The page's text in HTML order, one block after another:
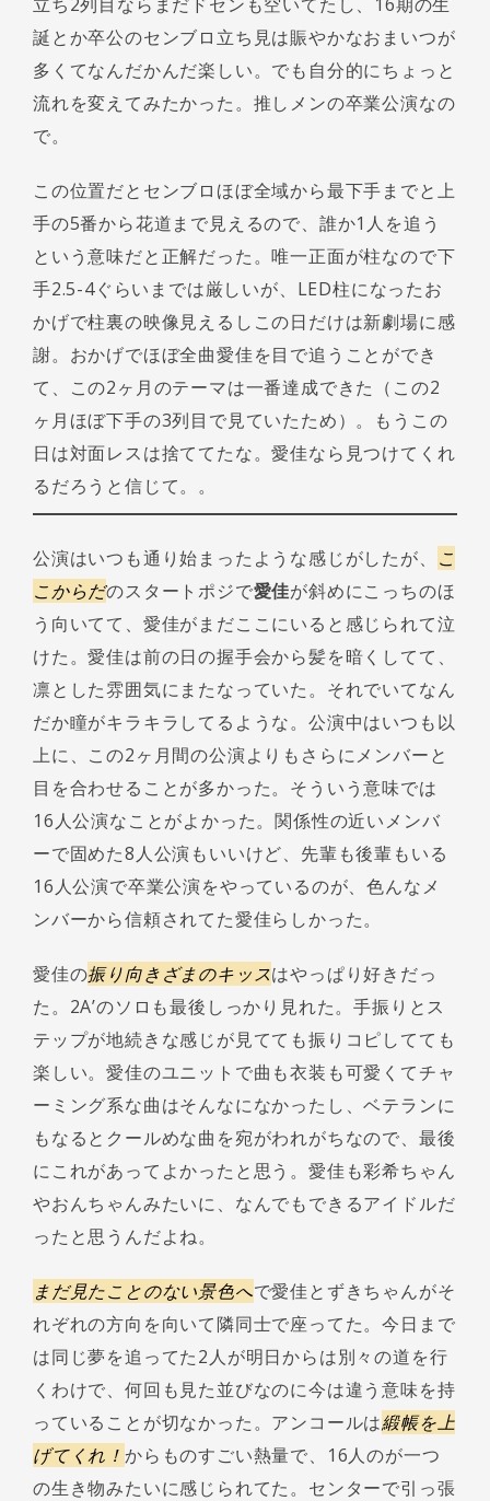
誕とか卒公のセンブロ立ち見は賑やかなおまいつが
多くてなんだかんだ楽しい。でも自分的にちょっと
流れを変えてみたかった。推しメンの卒業公演なの
で。
この位置だとセンブロほぼ全域から最下手までと上
手の5番から花道まで見えるので、誰か1人を追う
という意味だと正解だった。唯一正面が柱なので下
手2.5-4ぐらいまでは厳しいが、LED柱になったお
かげで柱裏の映像見えるしこの日だけは新劇場に感
謝。おかげでほぼ全曲愛佳を目で追うことができ
て、この2ヶ月のテーマは一番達成できた（この2
ヶ月ほぼ下手の3列目で見ていたため）。もうこの
日は対面レスは捨ててたな。愛佳なら見つけてくれ
るだろうと信じて。。
公演はいつも通り始まったような感じがしたが、
こ
こからだのスタートポジで愛佳が斜めにこっちのほ
う向いてて、愛佳がまだここにいると感じられて泣
けた。愛佳は前の日の握手会から髪を暗くしてて、
凛とした雰囲気にまたなっていた。それでいてなん
だか瞳がキラキラしてるような。公演中はいつも以
上に、この2ヶ月間の公演よりもさらにメンバーと
目を合わせることが多かった。そういう意味では
16人公演なことがよかった。関係性の近いメンバ
ーで固めた8人公演もいいけど、先輩も後輩もいる
16人公演で卒業公演をやっているのが、色んなメ
ンバーから信頼されてた愛佳らしかった。
愛佳の振り向きざまのキッスはやっぱり好きだっ
た。2A’のソロも最後しっかり見れた。手振りとス
テップが地続きな感じが見てても振りコピしてても
楽しい。愛佳のユニットで曲も衣装も可愛くてチャ
ーミング系な曲はそんなになかったし、ベテランに
もなるとクールめな曲を宛がわれがちなので、最後
にこれがあってよかったと思う。愛佳も彩希ちゃん
やおんちゃんみたいに、なんでもできるアイドルだ
ったと思うんだよね。
まだ見たことのない景色へで愛佳とずきちゃんがそ
れぞれの方向を向いて隣同士で座ってた。今日まで
は同じ夢を追ってた2人が明日からは別々の道を行
くわけで、何回も見た並びなのに今は違う意味を持
っていることが切なかった。アンコールは緞帳を上
げてくれ！ からものすごい熱量で、16人のが一つ
の生き物みたいに感じられてた。センターで引っ張